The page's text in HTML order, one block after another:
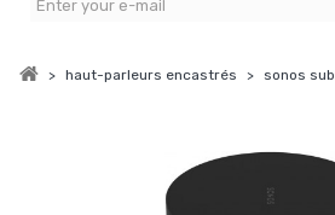
> haut-parleurs encastrés > sonos